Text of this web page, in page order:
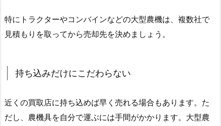
特にトラクターやコンバインなどの大型農機は、複数社で
見積もりを取ってから売却先を決めましょう。
持ち込みだけにこだわらない
近くの買取店に持ち込めば早く売れる場合もあります。た
だし、農機具を自分で運ぶには手間がかかります。大型農